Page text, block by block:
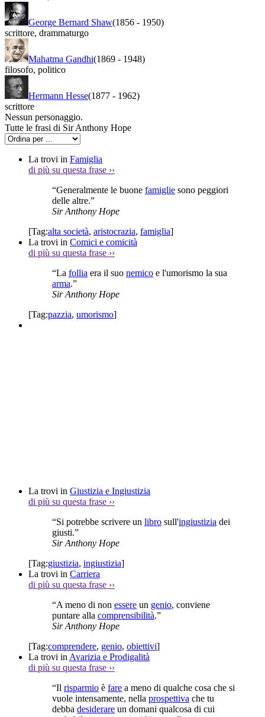
George Bernard Shaw(1856 - 1950)
scrittore, drammaturgo
Mahatma Gandhi(1869 - 1948)
filosofo, politico
Hermann Hesse(1877 - 1962)
scrittore
Nessun personaggio.
Tutte le frasi di Sir Anthony Hope
La trovi in Famiglia
di più su questa frase ››
“Generalmente le buone famiglie sono peggiori
delle altre.”
Sir Anthony Hope
[Tag:alta società, aristocrazia, famiglia]
La trovi in Comici e comicità
di più su questa frase ››
“La follia era il suo nemico e l'umorismo la sua
arma.”
Sir Anthony Hope
[Tag:pazzia, umorismo]
La trovi in Giustizia e Ingiustizia
di più su questa frase ››
“Si potrebbe scrivere un libro sull'ingiustizia dei
giusti.”
Sir Anthony Hope
[Tag:giustizia, ingiustizia]
La trovi in Carriera
di più su questa frase ››
“A meno di non essere un genio, conviene
puntare alla comprensibilità.”
Sir Anthony Hope
[Tag:comprendere, genio, obiettivi]
La trovi in Avarizia e Prodigalità
di più su questa frase ››
“Il risparmio è fare a meno di qualche cosa che si
vuole intensamente, nella prospettiva che tu
debba desiderare un domani qualcosa di cui